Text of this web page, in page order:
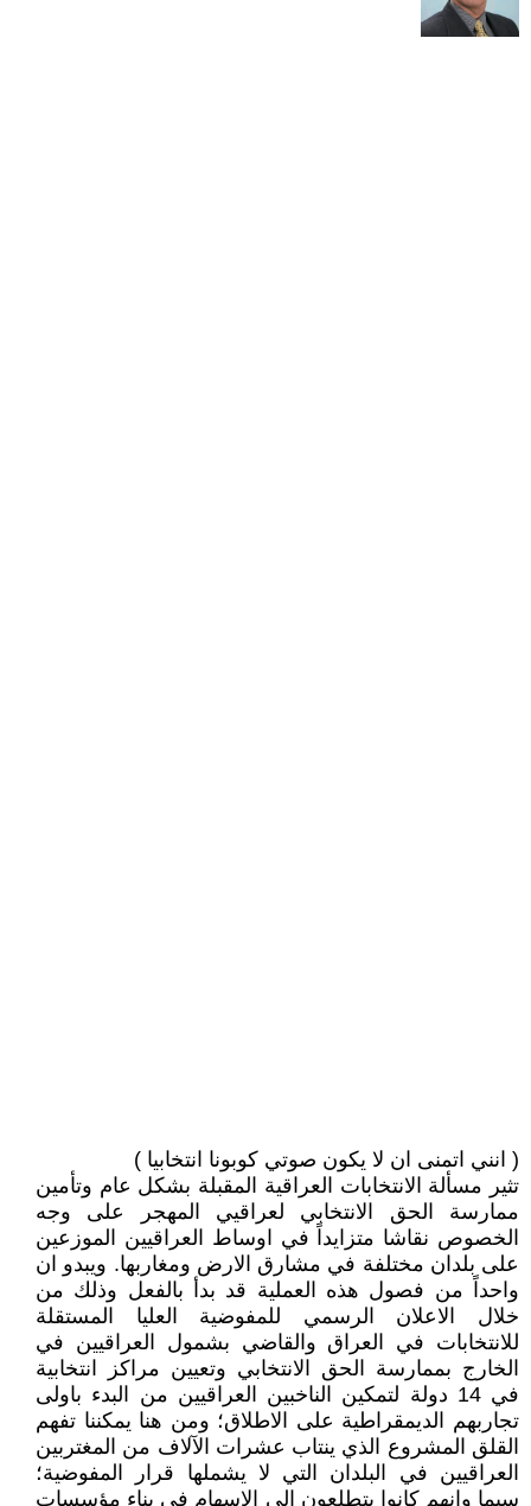
( انني اتمنى ان لا يكون صوتي كوبونا انتخابيا )
تثير مسألة الانتخابات العراقية المقبلة بشكل عام وتأمين
ممارسة الحق الانتخابي لعراقيي المهجر على وجه
الخصوص نقاشا متزايداً في اوساط العراقيين الموزعين
على بلدان مختلفة في مشارق الارض ومغاربها. ويبدو ان
واحداً من فصول هذه العملية قد بدأ بالفعل وذلك من
خلال الاعلان الرسمي للمفوضية العليا المستقلة
للانتخابات في العراق والقاضي بشمول العراقيين في
الخارج بممارسة الحق الانتخابي وتعيين مراكز انتخابية
في 14 دولة لتمكين الناخبين العراقيين من البدء باولى
تجاربهم الديمقراطية على الاطلاق؛ ومن هنا يمكننا تفهم
القلق المشروع الذي ينتاب عشرات الآلاف من المغتربين
العراقيين في البلدان التي لا يشملها قرار المفوضية؛
سيما وانهم كانوا يتطلعون الى الاسهام في بناء مؤسسات